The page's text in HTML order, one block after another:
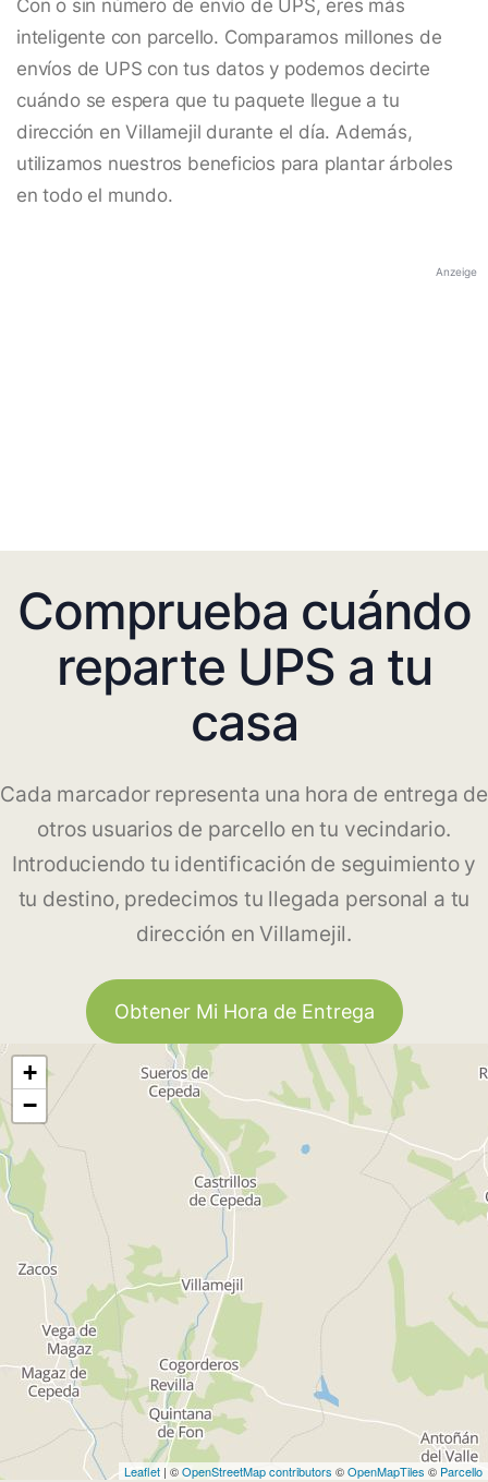
Con o sin número de envío de UPS, eres más
inteligente con parcello. Comparamos millones de
envíos de UPS con tus datos y podemos decirte
cuándo se espera que tu paquete llegue a tu
dirección en Villamejil durante el día. Además,
utilizamos nuestros beneficios para plantar árboles
en todo el mundo.
Anzeige
Comprueba cuándo
reparte UPS a tu
casa
Cada marcador representa una hora de entrega de
otros usuarios de parcello en tu vecindario.
Introduciendo tu identificación de seguimiento y
tu destino, predecimos tu llegada personal a tu
dirección en Villamejil.
Obtener Mi Hora de Entrega
+
−
Leaflet | ©OpenStreetMap contributors ©OpenMapTiles © Parcello